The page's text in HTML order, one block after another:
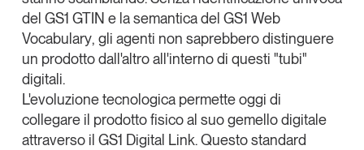
del GS1 GTIN e la semantica del GS1 Web
Vocabulary, gli agenti non saprebbero distinguere
un prodotto dall'altro all'interno di questi "tubi"
digitali.
L'evoluzione tecnologica permette oggi di
collegare il prodotto fisico al suo gemello digitale
attraverso il GS1 Digital Link. Questo standard